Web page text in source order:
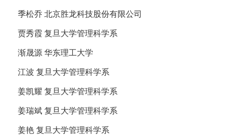
季松乔 北京胜龙科技股份有限公司
贾秀霞 复旦大学管理科学系
渐晟源 华东理工大学
江波 复旦大学管理科学系
姜凯耀 复旦大学管理科学系
姜瑞斌 复旦大学管理科学系
姜艳 复旦大学管理科学系